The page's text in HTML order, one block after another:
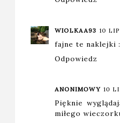
WIOLKAA93 10
fajne te naklejki
Odpowiedz
ANONIMOWY 10
Pięknie
miłego